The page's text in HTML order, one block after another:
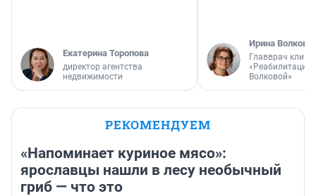
Екатерина Торопова
директор агентства
недвижимости
Ирина Волкова
Главврач
«Реабилитация
Волковой»
РЕКОМЕНДУЕМ
«Напоминает куриное мясо»:
ярославцы нашли в лесу необычный
гриб — что это